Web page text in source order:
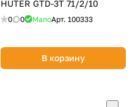
HUTER GTD-3T 71/2/10
0 0 МалоАрт. 100333
В корзину